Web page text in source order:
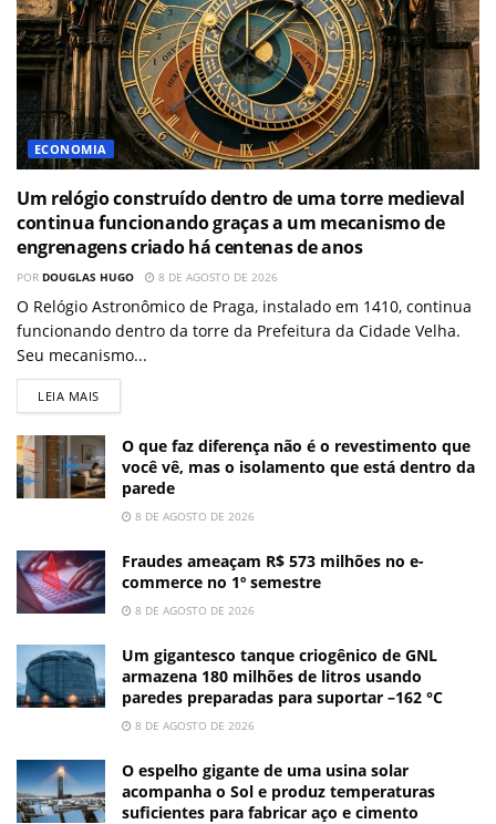
ECONOMIA
Um relógio construído dentro de uma torre medieval
continua funcionando graças a um mecanismo de
engrenagens criado há centenas de anos
POR DOUGLAS HUGO 8 DE AGOSTO DE 2026
O Relógio Astronômico de Praga, instalado em 1410, continua
funcionando dentro da torre da Prefeitura da Cidade Velha.
Seu mecanismo...
LEIA MAIS
O que faz diferença não é o revestimento que
você vê, mas o isolamento que está dentro da
parede
8 DE AGOSTO DE 2026
Fraudes ameaçam R$ 573 milhões no e-
commerce no 1º semestre
8 DE AGOSTO DE 2026
Um gigantesco tanque criogênico de GNL
armazena 180 milhões de litros usando
paredes preparadas para suportar –162 °C
8 DE AGOSTO DE 2026
O espelho gigante de uma usina solar
acompanha o Sol e produz temperaturas
suficientes para fabricar aço e cimento